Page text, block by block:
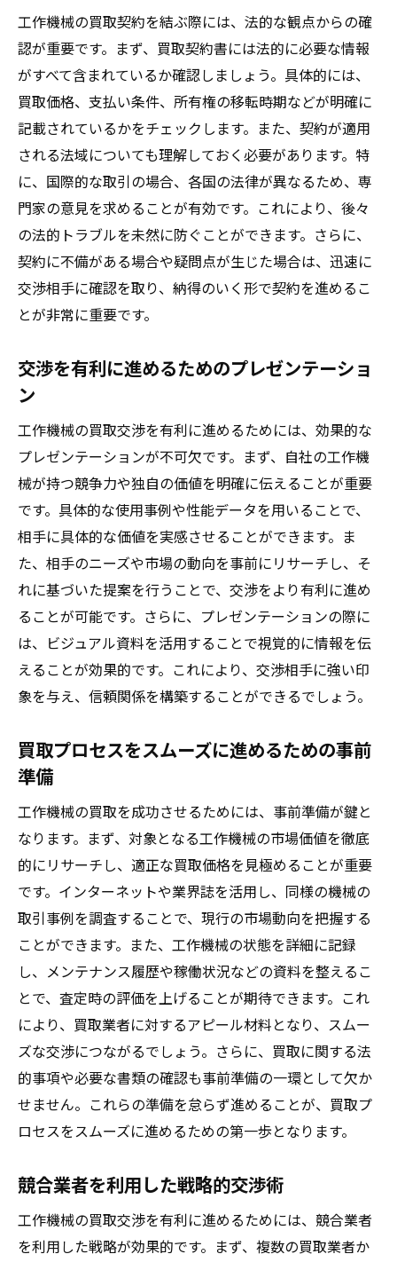
工作機械の買取契約を結ぶ際には、法的な観点からの確
認が重要です。まず、買取契約書には法的に必要な情報
がすべて含まれているか確認しましょう。具体的には、
買取価格、支払い条件、所有権の移転時期などが明確に
記載されているかをチェックします。また、契約が適用
される法域についても理解しておく必要があります。特
に、国際的な取引の場合、各国の法律が異なるため、専
門家の意見を求めることが有効です。これにより、後々
の法的トラブルを未然に防ぐことができます。さらに、
契約に不備がある場合や疑問点が生じた場合は、迅速に
交渉相手に確認を取り、納得のいく形で契約を進めるこ
とが非常に重要です。
交渉を有利に進めるためのプレゼンテーショ
ン
工作機械の買取交渉を有利に進めるためには、効果的な
プレゼンテーションが不可欠です。まず、自社の工作機
械が持つ競争力や独自の価値を明確に伝えることが重要
です。具体的な使用事例や性能データを用いることで、
相手に具体的な価値を実感させることができます。ま
た、相手のニーズや市場の動向を事前にリサーチし、そ
れに基づいた提案を行うことで、交渉をより有利に進め
ることが可能です。さらに、プレゼンテーションの際に
は、ビジュアル資料を活用することで視覚的に情報を伝
えることが効果的です。これにより、交渉相手に強い印
象を与え、信頼関係を構築することができるでしょう。
買取プロセスをスムーズに進めるための事前
準備
工作機械の買取を成功させるためには、事前準備が鍵と
なります。まず、対象となる工作機械の市場価値を徹底
的にリサーチし、適正な買取価格を見極めることが重要
です。インターネットや業界誌を活用し、同様の機械の
取引事例を調査することで、現行の市場動向を把握する
ことができます。また、工作機械の状態を詳細に記録
し、メンテナンス履歴や稼働状況などの資料を整えるこ
とで、査定時の評価を上げることが期待できます。これ
により、買取業者に対するアピール材料となり、スムー
ズな交渉につながるでしょう。さらに、買取に関する法
的事項や必要な書類の確認も事前準備の一環として欠か
せません。これらの準備を怠らず進めることが、買取プ
ロセスをスムーズに進めるための第一歩となります。
競合業者を利用した戦略的交渉術
工作機械の買取交渉を有利に進めるためには、競合業者
を利用した戦略が効果的です。まず、複数の買取業者か